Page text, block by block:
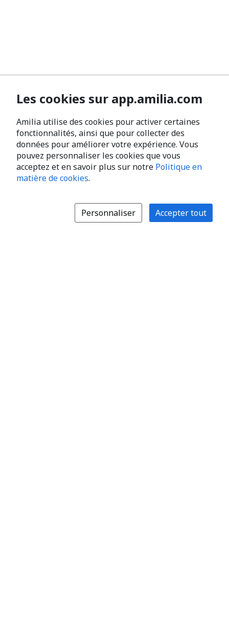
Les cookies sur app.amilia.com
Amilia utilise des cookies pour activer certaines
fonctionnalités, ainsi que pour collecter des
données pour améliorer votre expérience. Vous
pouvez personnaliser les cookies que vous
acceptez et en savoir plus sur notre Politique en
matière de cookies.
Personnaliser Accepter tout